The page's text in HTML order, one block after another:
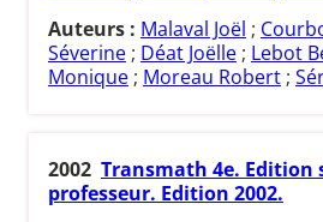
Auteurs : Malaval Joël ;
Séverine ; Déat Joëlle ; Lebot
Monique ; Moreau Robert ;
2002 Transmath 4e. Edition
professeur. Edition 2002.